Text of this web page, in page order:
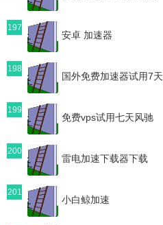
197
安卓 加速器
198
国外免费加速器试用7天
199
免费vps试用七天风驰
200
雷电加速下载器下载
201
小白鲸加速